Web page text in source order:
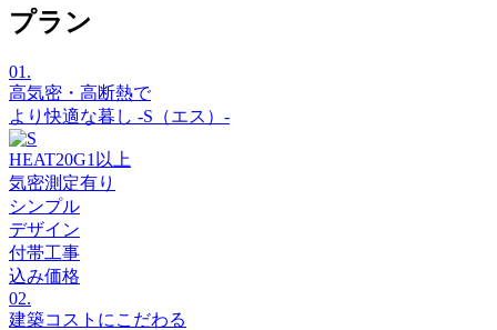
プラン
01.
高気密・高断熱で
より快適な暮し -S（エス）-
HEAT20G1 以上
気密測定有り
シンプル
デザイン
付帯工事
込み価格
02.
建築コストにこだわる